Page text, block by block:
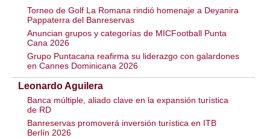
Torneo de Golf La Romana rindió homenaje a Deyanira
Pappaterra del Banreservas
Anuncian grupos y categorías de MICFootball Punta
Cana 2026
Grupo Puntacana reafirma su liderazgo con galardones
en Cannes Dominicana 2026
Leonardo Aguilera
Banca múltiple, aliado clave en la expansión turística
de RD
Banreservas promoverá inversión turística en ITB
Berlín 2026